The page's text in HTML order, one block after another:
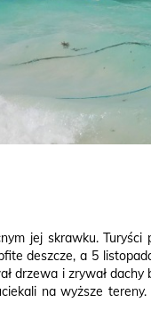
jej skrawku. Turyści
deszcze, a 5
i zrywał dachy
na wyższe